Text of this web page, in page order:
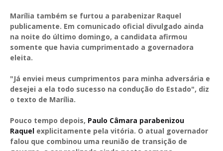
Marília também se furtou a parabenizar Raquel
publicamente. Em comunicado oficial divulgado ainda
na noite do último domingo, a candidata afirmou
somente que havia cumprimentado a governadora
eleita.
"Já enviei meus cumprimentos para minha adversária e
desejei a ela todo sucesso na condução do Estado", diz
o texto de Marília.
Pouco tempo depois, Paulo Câmara parabenizou
Raquel explicitamente pela vitória. O atual governador
falou que combinou uma reunião de transição de